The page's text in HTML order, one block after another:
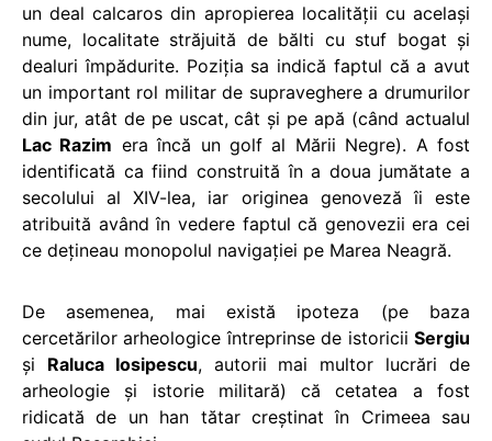
un deal calcaros din apropierea localităţii cu acelaşi
nume, localitate străjuită de bălti cu stuf bogat şi
dealuri împădurite. Poziţia sa indică faptul că a avut
un important rol militar de supraveghere a drumurilor
din jur, atât de pe uscat, cât şi pe apă (când actualul
Lac Razim era încă un golf al Mării Negre). A fost
identificată ca fiind construită în a doua jumătate a
secolului al XIV-lea, iar originea genoveză îi este
atribuită având în vedere faptul că genovezii era cei
ce deţineau monopolul navigaţiei pe Marea Neagră.
De asemenea, mai există ipoteza (pe baza
cercetărilor arheologice întreprinse de istoricii Sergiu
şi Raluca Iosipescu, autorii mai multor lucrări de
arheologie şi istorie militară) că cetatea a fost
ridicată de un han tătar creştinat în Crimeea sau